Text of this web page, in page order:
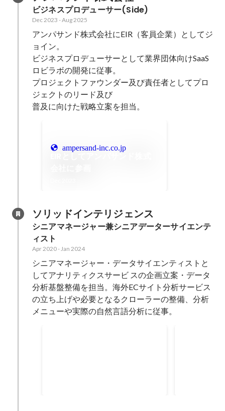
ビジネスプロデューサー(Side)
Dec 2023 -Aug 2025
アンパサンド株式会社にEIR（客員企業）としてジ
ョイン。
ビジネスプロデューサーとして業界団体向けSaaS
ロビラボの開発に従事。
プロジェクトファウンダー及び責任者としてプロ
ジェクトのリード及び
普及に向けた戦略立案を担当。
ampersand-inc.co.jp
ソリッドインテリジェンス
シニアマネージャー兼シニアデーターサイエンテ
ィスト
Apr 2020-Jan 2024
シニアマネージャー・データサイエンティストと
してアナリティクスサービ スの企画立案・データ
分析基盤整備を担当。海外ECサイト分析サービス
の立ち上げや必要となるクローラーの整備、分析
メニューや実際の自然言語分析に従事。